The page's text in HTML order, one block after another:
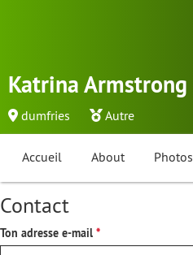
Katrina Armstrong
dumfries Autre
Accueil About Photos
Contact
Ton adresse e-mail